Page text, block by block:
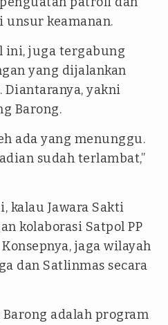
keamanan.
ini, juga tergabung
yang dijalankan
yakni
Barong.
ada yang menunggu.
sudah terlambat,”
kalau Jawara Sakti
kolaborasi Satpol PP
jaga wilayah
dan Satlinmas secara
adalah program